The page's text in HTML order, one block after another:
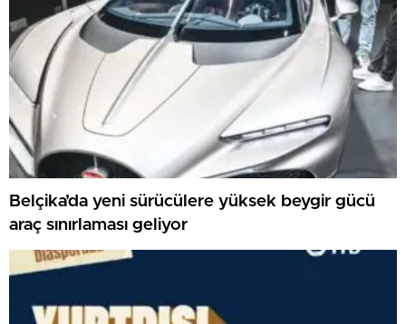
Belçika’da yeni sürücülere yüksek beygir gücü
araç sınırlaması geliyor